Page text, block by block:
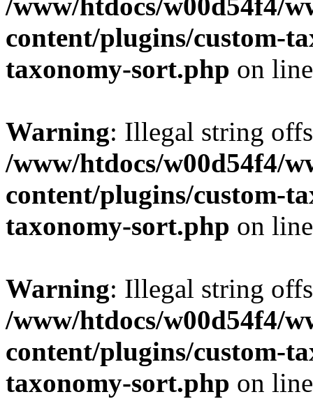
/www/htdocs/w00d54f4/
content/plugins/custom-
taxonomy-sort.php on
Warning: Illegal string
/www/htdocs/w00d54f4/
content/plugins/custom-
taxonomy-sort.php on
Warning: Illegal string
/www/htdocs/w00d54f4/
content/plugins/custom-
taxonomy-sort.php on